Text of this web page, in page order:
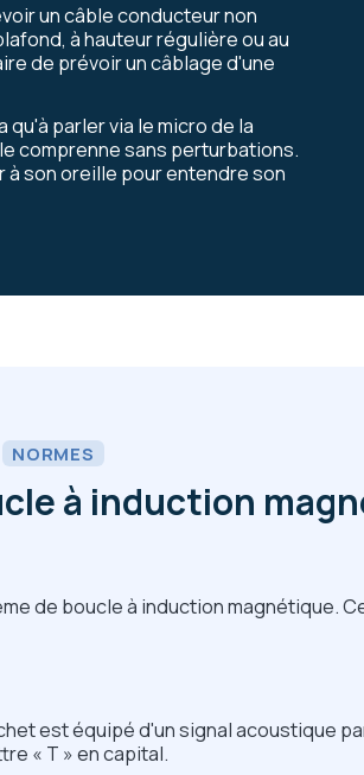
un câble conducteur non
à hauteur régulière ou au
de prévoir un câblage d'une
parler via le micro de la
comprenne sans perturbations.
à son oreille pour entendre son
NORMES
à induction
de boucle à induction magnétique.
est équipé d'un signal acoustique
« T » en capital.